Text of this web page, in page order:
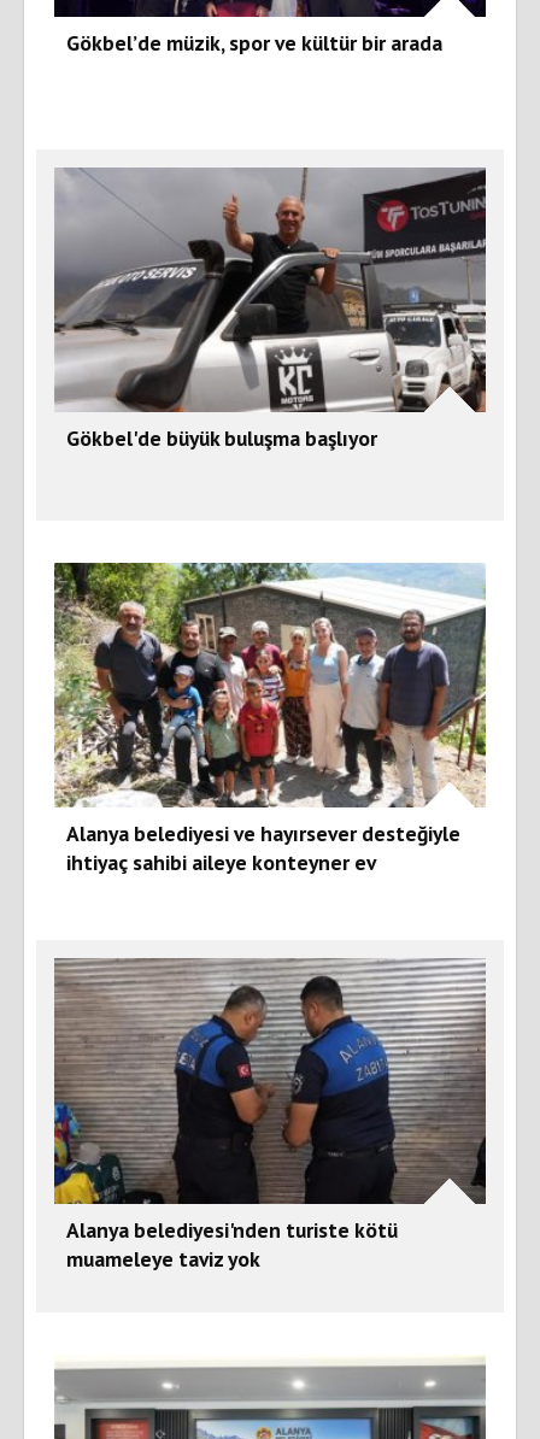
Gökbel’de müzik, spor ve kültür bir arada
Gökbel'de büyük buluşma başlıyor
Alanya belediyesi ve hayırsever desteğiyle
ihtiyaç sahibi aileye konteyner ev
Alanya belediyesi'nden turiste kötü
muameleye taviz yok